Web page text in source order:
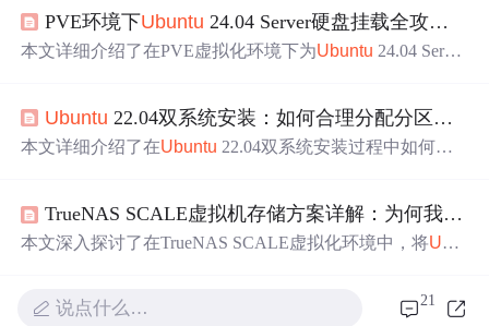
制特征（magic bytes）识别并重组数据。这一机制使Photo
Rec在Linux环境下具备极强的鲁棒性，尤其适用于ext4、F
测、智能碎片拼接和交互式过滤，显著提升恢复成功率与
工程可控性。在Ubuntu 生态中，它开箱
PVE环境下Ubuntu 24.04 Server硬盘挂载全攻略：从分区到自动休眠设置
本文详细介绍了在PVE虚拟化环境下为Ubuntu 24.04 Server
对SSD优化提供了专业建议，帮助用户提升存储管理效率
和系统性能。
Ubuntu 22.04双系统安装：如何合理分配分区大小（含swap内存计算器）
本文详细介绍了在Ubuntu 22.04双系统安装过程中如何科
略，以及针对不同硬件（如SSD、大内存工作站）的差异
化分区方案，帮助开发者实现最优化的磁盘布局和内存管
TrueNAS SCALE虚拟机存储方案详解：为何我把
本文深入探讨了在TrueNAS SCALE虚拟化环境中，将Ubu
分区设计在简化管理、提升灵活性和统一快照策略方面的
说点什么… 21